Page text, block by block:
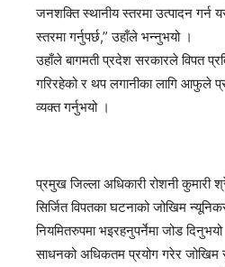
जनशक्ति स्थानीय स्तरमा उत्पादन गर्न
स्तरमा गर्नुपर्छ,” उहाँले भन्नुभयो ।
उहाँले बागमती प्रदेश सरकारले विपत
गरिरहेको र थप लगानीका लागि आफुले
व्यक्त गर्नुभयो ।
प्रमुख जिल्ला अधिकारी रोशनी कुमारी
सिर्जित विपतका घटनाको जोखिम
नियमितरुपमा भइरहनुपर्नेमा जोड
साधनको अधिकतम प्रयोग गरेर जोखिम